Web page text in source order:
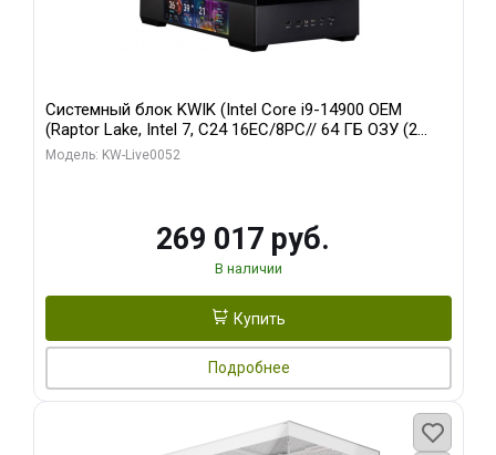
Системный блок KWIK (Intel Core i9-14900 OEM
(Raptor Lake, Intel 7, C24 16EC/8PC// 64 ГБ ОЗУ (2
модуля)/ Palit RTX5080 GAMINGPRO OC 16GB GDDR7
Модель: KW-Live0052
269 017 руб.
В наличии
Купить
Подробнее